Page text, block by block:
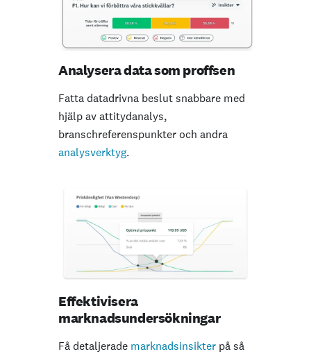
Analysera data som proffsen
Fatta datadrivna beslut snabbare med
hjälp av attitydanalys,
branschreferenspunkter och andra
analysverktyg.
Effektivisera
marknadsundersökningar
Få detaljerade marknadsinsikter på så